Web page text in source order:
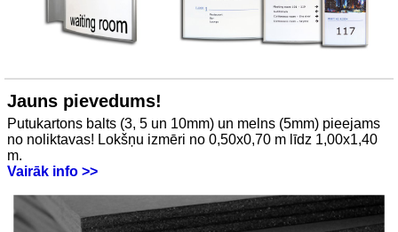
Jauns pievedums!
Putukartons balts (3, 5 un 10mm) un melns (5mm) pieejams
no noliktavas! Lokšņu izmēri no 0,50x0,70 m līdz 1,00x1,40
m.
Vairāk info >>